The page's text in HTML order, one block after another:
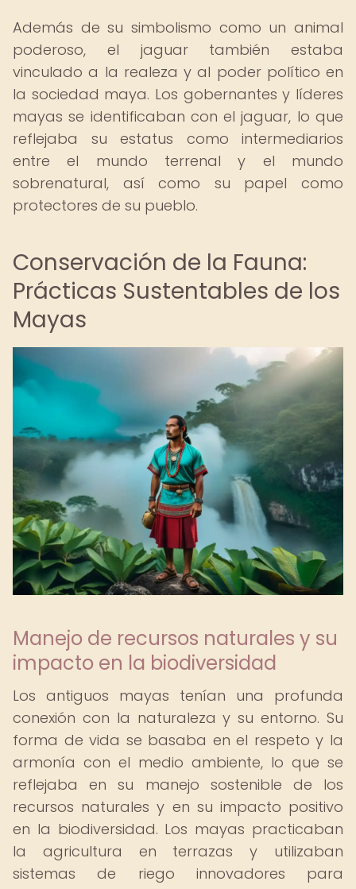
Además de su simbolismo como un animal
poderoso, el jaguar también estaba
vinculado a la realeza y al poder político en
la sociedad maya. Los gobernantes y líderes
mayas se identificaban con el jaguar, lo que
reflejaba su estatus como intermediarios
entre el mundo terrenal y el mundo
sobrenatural, así como su papel como
protectores de su pueblo.
Conservación de la Fauna:
Prácticas Sustentables de los
Mayas
Manejo de recursos naturales y su
impacto en la biodiversidad
Los antiguos mayas tenían una profunda
conexión con la naturaleza y su entorno. Su
forma de vida se basaba en el respeto y la
armonía con el medio ambiente, lo que se
reflejaba en su manejo sostenible de los
recursos naturales y en su impacto positivo
en la biodiversidad. Los mayas practicaban
la agricultura en terrazas y utilizaban
sistemas de riego innovadores para